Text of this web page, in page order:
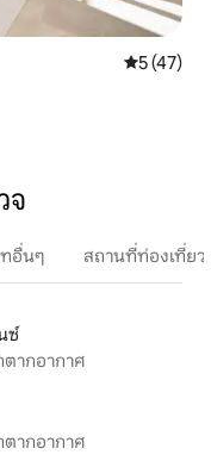
คะแนนเฉลี่
5 (47)
จ
อื่นๆ สถานที่ท่องเที่ย
ซ์
ากอากาศ
ากอากาศ